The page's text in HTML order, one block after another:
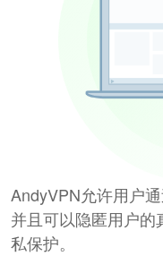
AndyVPN允许用户
并且可以隐匿用户
私保护。